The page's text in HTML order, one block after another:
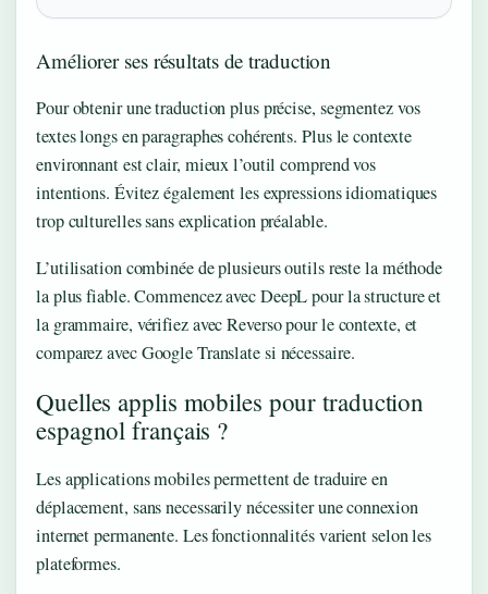
Améliorer ses résultats de traduction
Pour obtenir une traduction plus précise, segmentez vos
textes longs en paragraphes cohérents. Plus le contexte
environnant est clair, mieux l’outil comprend vos
intentions. Évitez également les expressions idiomatiques
trop culturelles sans explication préalable.
L’utilisation combinée de plusieurs outils reste la méthode
la plus fiable. Commencez avec DeepL pour la structure et
la grammaire, vérifiez avec Reverso pour le contexte, et
comparez avec Google Translate si nécessaire.
Quelles applis mobiles pour traduction
espagnol français ?
Les applications mobiles permettent de traduire en
déplacement, sans necessarily nécessiter une connexion
internet permanente. Les fonctionnalités varient selon les
plateformes.